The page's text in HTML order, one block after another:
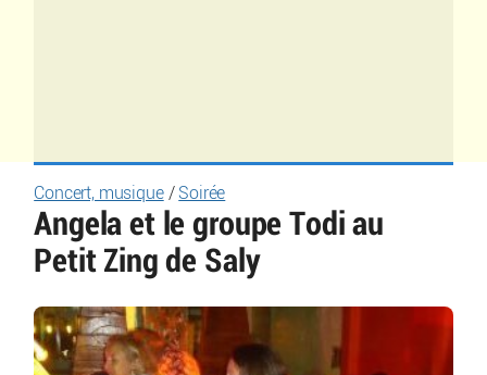
Concert, musique/ Soirée
Angela et le groupe Todi au
Petit Zing de Saly